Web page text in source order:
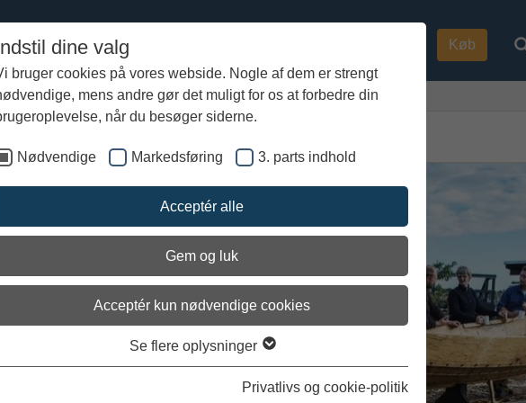
dine valg
bruger cookies på vores webside. Nogle af dem er strengt
mens andre gør det muligt for os at forbedre din
når du besøger siderne.
Nødvendige Markedsføring 3. parts indhold
Acceptér alle
Gem og luk
Acceptér kun nødvendige cookies
Se flere oplysninger
Privatlivs og cookie-politik
Køb
2017 Skibsrekonstruktion